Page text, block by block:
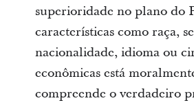
superioridade no plano do
características como raça,
nacionalidade, idioma ou
econômicas está
compreende o verdadeiro